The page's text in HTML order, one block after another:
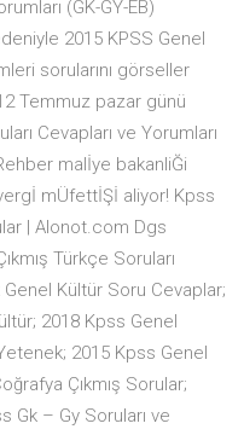
(GK-GY-EB)
2015 KPSS Genel
sorularını görseller
Temmuz pazar günü
Cevapları ve Yorumları
malİye bakanliĞi
mÜfettİŞİ aliyor! Kpss
| Alonot.com Dgs
Türkçe Soruları
Genel Kültür Soru Cevaplar;
2018 Kpss Genel
2015 Kpss Genel
Çıkmış Sorular;
Gk – Gy Soruları ve